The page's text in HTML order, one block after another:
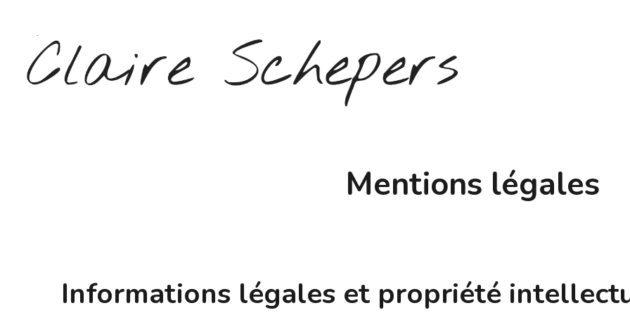
contenu
(Pressez
Mentions légales
Informations légales et propriété